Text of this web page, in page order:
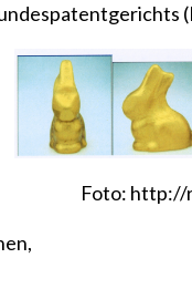
Foto: http://